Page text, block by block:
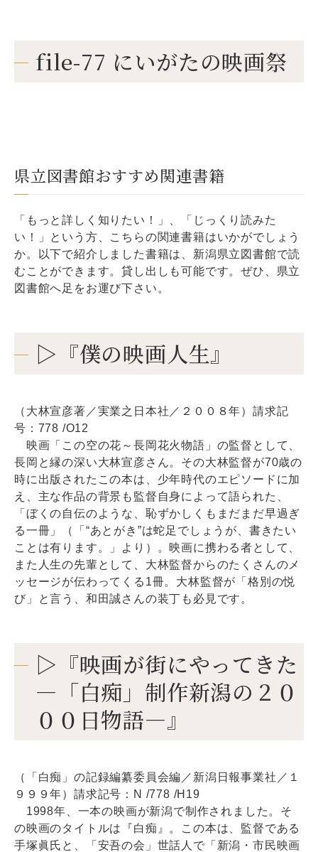
file-77 にいがたの映画祭
県立図書館おすすめ関連書籍
「もっと詳しく知りたい！」、「じっくり読みた
い！」という方、こちらの関連書籍はいかがでしょう
か。以下で紹介しました書籍は、新潟県立図書館で読
むことができます。貸し出しも可能です。ぜひ、県立
図書館へ足をお運び下さい。
▷『僕の映画人生』
（大林宣彦著／実業之日本社／２００８年）請求記
号：778 /O12
映画「この空の花～長岡花火物語」の監督として、
長岡と縁の深い大林宣彦さん。その大林監督が70歳の
時に出版されたこの本は、少年時代のエピソードに加
え、主な作品の背景も監督自身によって語られた、
「ぼくの自伝のような、恥ずかしくもまだまだ早過ぎ
る一冊」（「“あとがき”は蛇足でしょうが、書きたい
ことは有ります。」より）。映画に携わる者として、
また人生の先輩として、大林監督からのたくさんのメ
ッセージが伝わってくる1冊。大林監督が「格別の悦
び」と言う、和田誠さんの装丁も必見です。
▷『映画が街にやってきた
―「白痴」制作新潟の２０
００日物語―』
（「白痴」の記録編纂委員会編／新潟日報事業社／１
９９９年）請求記号：N /778 /H19
1998年、一本の映画が新潟で制作されました。そ
の映画のタイトルは『白痴』。この本は、監督である
手塚眞氏と、「安吾の会」世話人で「新潟・市民映画